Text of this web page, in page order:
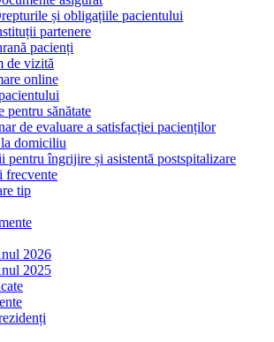
și obligațiile pacientului
partenere
pacienți
de vizită
online
pentru sănătate
de evaluare a satisfacției pacienților
domiciliu
pentru îngrijire și asistentă postspitalizare
frecvente
tip
2026
2025